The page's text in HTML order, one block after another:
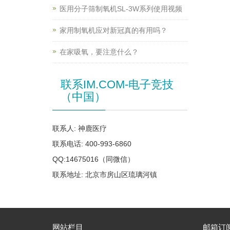
医用分子筛制氧机SL-3W系列使用视频
家用制氧机应对新冠真的有用吗？
在家吸氧，要注意什么？
联系IM.COM-电子竞技
（中国）
联系人: 神鹿医疗
联系电话: 400-993-6860
QQ:14675016（同微信）
联系地址: 北京市房山区琉璃河镇
网站栏目 邮箱订